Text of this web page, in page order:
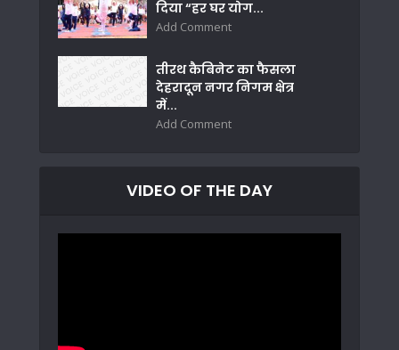
दिया “हर घर योग...
Add Comment
तीरथ कैबिनेट का फैसला
देहरादून नगर निगम क्षेत्र
में...
Add Comment
VIDEO OF THE DAY